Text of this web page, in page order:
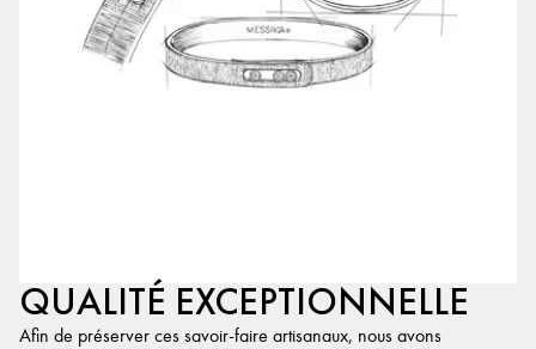
QUALITÉ EXCEPTIONNELLE
Afin de préserver ces savoir-faire artisanaux, nous avons